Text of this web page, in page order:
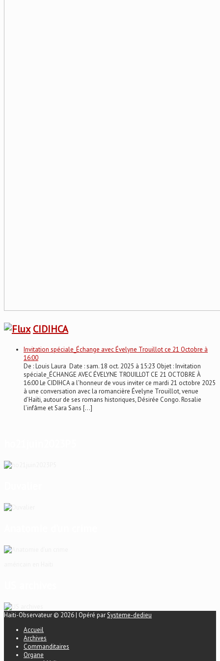
CIDIHCA
Invitation spéciale_Échange avec Évelyne Trouillot ce 21 Octobre à
16:00
De : Louis Laura Date : sam. 18 oct. 2025 à 15:23 Objet : Invitation
spéciale_ÉCHANGE AVEC ÉVELYNE TROUILLOT CE 21 OCTOBRE À
16:00 Le CIDIHCA a l’honneur de vous inviter ce mardi 21 octobre 2025
à une conversation avec la romancière Évelyne Trouillot, venue
d’Haïti, autour de ses romans historiques, Désirée Congo. Rosalie
l’infâme et Sara Sans […]
Haiti-Observateur © 2026 | Opéré parSysteme-dedieu
Accueil
Archives
Commanditaires
Organe